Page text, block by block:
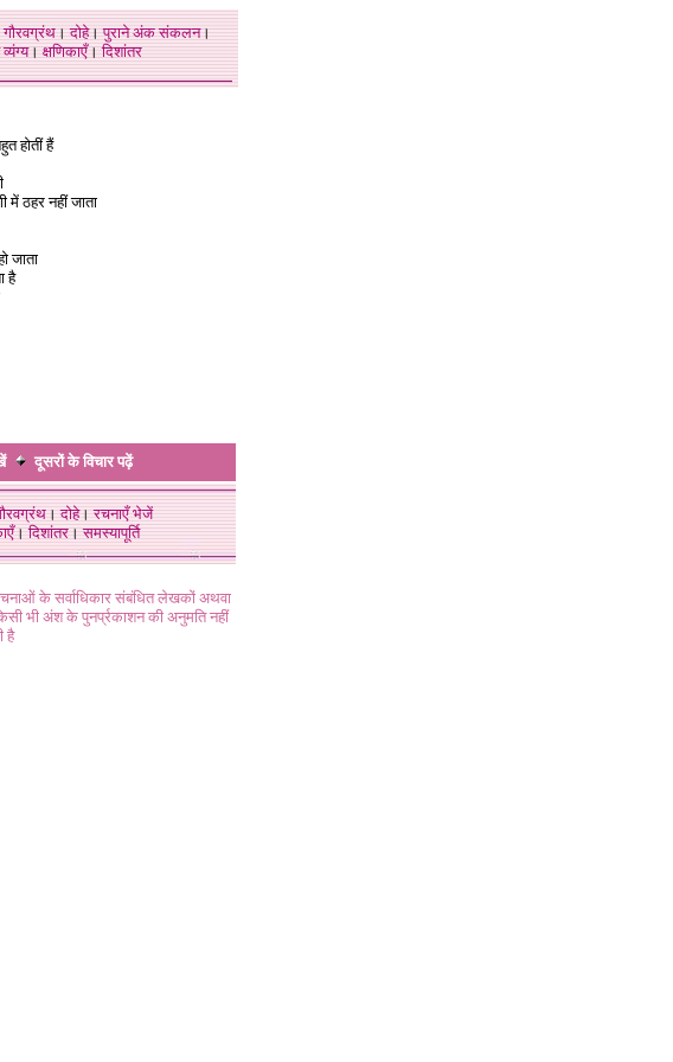
गौरवग्रंथ।दोहे।पुराने अंक संकलन।
।क्षणिकाएँ।दिशांतर
होतीं हैं
में ठहर नहीं जाता
जाता
है
दूसरों के विचारपढ़ें
।दोहे।रचनाएँ भेजें
। दिशांतर। समस्यापूर्ति
के सर्वाधिकार संबंधित लेखकों अथवा
भी अंश के पुनर्प्रकाशन की अनुमति नहीं
है